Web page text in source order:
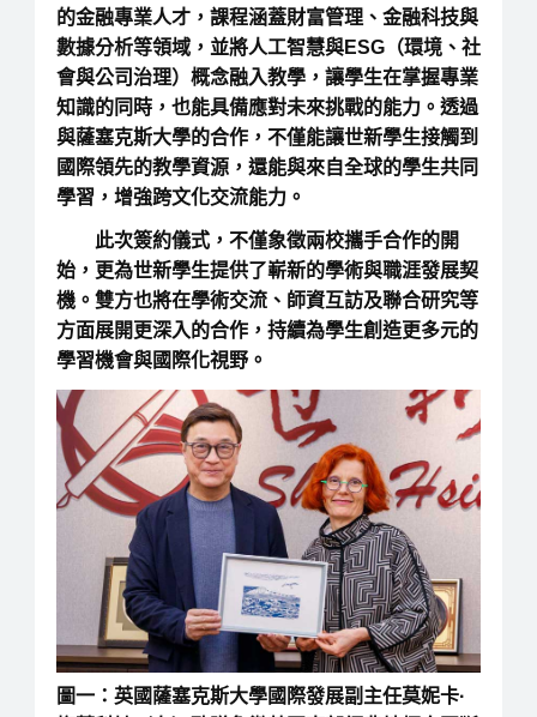
的金融專業人才，課程涵蓋財富管理、金融科技與
數據分析等領域，並將人工智慧與ESG（環境、社
會與公司治理）概念融入教學，讓學生在掌握專業
知識的同時，也能具備應對未來挑戰的能力。透過
與薩塞克斯大學的合作，不僅能讓世新學生接觸到
國際領先的教學資源，還能與來自全球的學生共同
學習，增強跨文化交流能力。
此次簽約儀式，不僅象徵兩校攜手合作的開
始，更為世新學生提供了嶄新的學術與職涯發展契
機。雙方也將在學術交流、師資互訪及聯合研究等
方面展開更深入的合作，持續為學生創造更多元的
學習機會與國際化視野。
圖一：英國薩塞克斯大學國際發展副主任莫妮卡·